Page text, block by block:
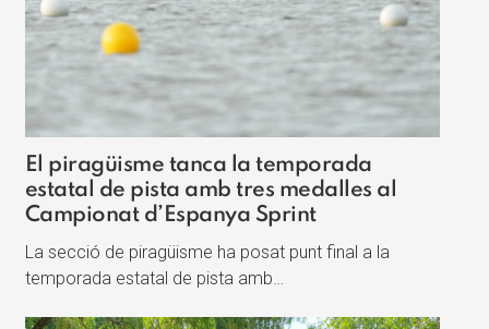
El piragüisme tanca la temporada
estatal de pista amb tres medalles al
Campionat d’Espanya Sprint
La secció de piragüisme ha posat punt final a la
temporada estatal de pista amb…